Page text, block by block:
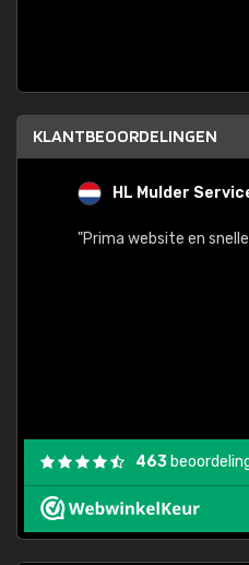
KLANTBEOORDELINGEN
HL Mulder
"Prima website en
463